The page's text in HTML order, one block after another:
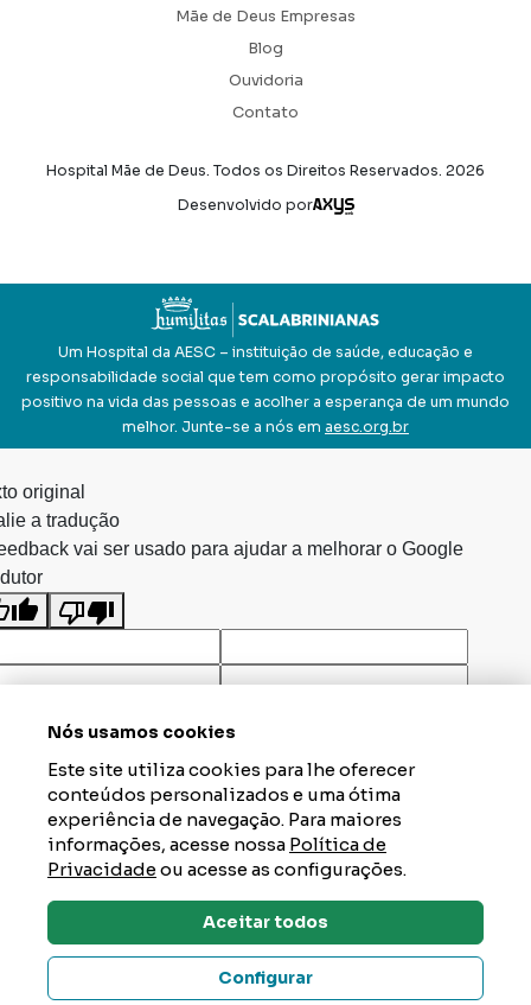
Mãe de Deus Empresas
Blog
Ouvidoria
Contato
Hospital Mãe de Deus. Todos os Direitos Reservados. 2026
Desenvolvido por
Axysweb
Um Hospital da AESC – instituição de saúde, educação e
responsabilidade social que tem como propósito gerar impacto
positivo na vida das pessoas e acolher a esperança de um mundo
melhor. Junte-se a nós em aesc.org.br
Dúvidas? Tire Aqui
Nós usamos cookies
Este site utiliza cookies para lhe oferecer
conteúdos personalizados e uma ótima
experiência de navegação. Para maiores
informações, acesse nossa Política de
Privacidadeou acesse as configurações.
Aceitar todos
Configurar
original
a tradução
vai ser usado para ajudar a melhorar o Google